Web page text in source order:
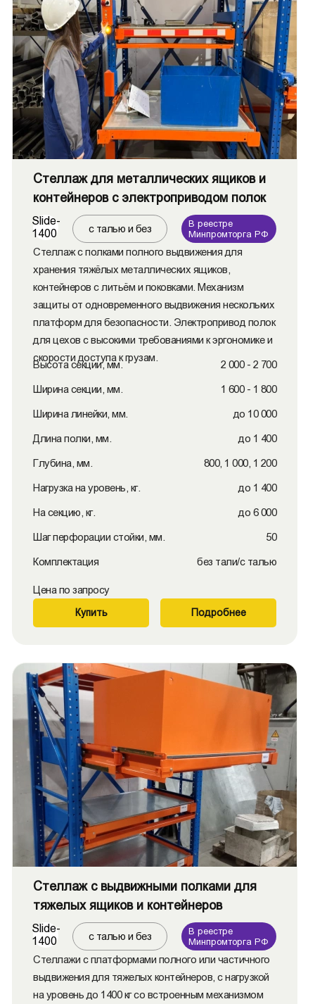
Стеллаж для металлических ящиков и
контейнеров с электроприводом полок
Slide-
1400
с талью и без
В реестре
Минпромторга РФ
Стеллаж с полками полного выдвижения для
хранения тяжёлых металлических ящиков,
контейнеров с литьём и поковками. Механизм
защиты от одновременного выдвижения нескольких
платформ для безопасности. Электропривод полок
для цехов с высокими требованиями к эргономике и
скорости доступа к грузам.
Высота секции, мм. 2 000 - 2 700
Ширина секции, мм. 1 600 - 1 800
Ширина линейки, мм. до 10 000
Длина полки, мм. до 1 400
Глубина, мм. 800, 1 000, 1 200
Нагрузка на уровень, кг. до 1 400
На секцию, кг. до 6 000
Шаг перфорации стойки, мм. 50
Комплектация без тали/с талью
Цена по запросу
Купить Подробнее
Стеллаж с выдвижными полками для
тяжелых ящиков и контейнеров
Slide-
1400
с талью и без
В реестре
Минпромторга РФ
Стеллажи с платформами полного или частичного
выдвижения для тяжелых контейнеров, с нагрузкой
на уровень до 1400 кг со встроенным механизмом